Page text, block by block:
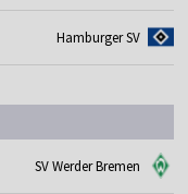
Hamburger SV
SV Werder Bremen